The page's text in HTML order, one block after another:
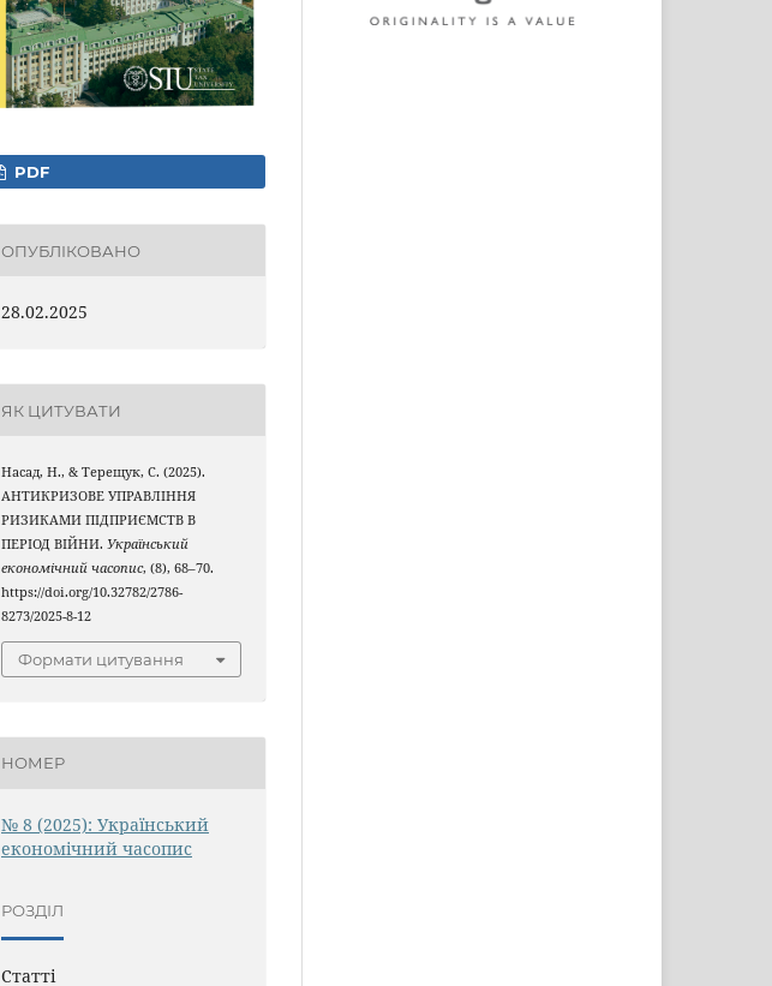
PDF
ОПУБЛІКОВАНО
28.02.2025
ЯК ЦИТУВАТИ
Насад, Н., & Терещук, С. (2025).
АНТИКРИЗОВЕ УПРАВЛІННЯ
РИЗИКАМИ ПІДПРИЄМСТВ В
ПЕРІОД ВІЙНИ.Український
економічний часопис, (8), 68–70.
https://doi.org/10.32782/2786-
8273/2025-8-12
Формати цитування
НОМЕР
№ 8 (2025): Український
економічний часопис
РОЗДІЛ
Статті